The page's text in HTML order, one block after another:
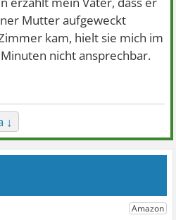
Mutter aufgeweckt
kam, hielt sie mich im
nicht ansprechbar.
↓